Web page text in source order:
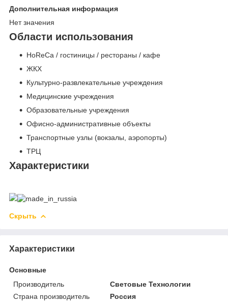
Дополнительная информация
Нет значения
Области использования
HoReCa / гостиницы / рестораны / кафе
ЖКХ
Культурно-развлекательные учреждения
Медицинские учреждения
Образовательные учреждения
Офисно-административные объекты
Транспортные узлы (вокзалы, аэропорты)
ТРЦ
Характеристики
Скрыть
Характеристики
Основные
Производитель
Световые Технологии
Страна производитель
Россия